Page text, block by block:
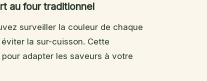
au four traditionnel
surveiller la couleur de chaque
la sur-cuisson. Cette
adapter les saveurs à votre